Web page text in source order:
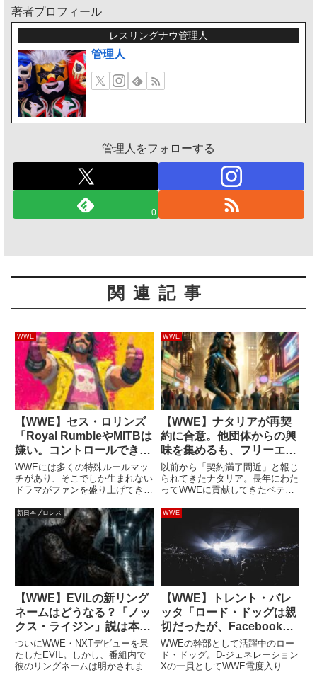
著者プロフィール
レスリングナウ管理人
管理人
管理人をフォローする
0
関連記事
WWE
【WWE】セス・ロリンズ
「Royal RumbleやMITBは
嫌い。コントロールできな
いことが多いとイライラす
る」
WWEには多くの特殊ルールマッ
チがあり、そこでしか生まれない
ドラマがファンを盛り上げてきま
それらが苦手…。最新のインタビ
ューで、彼はMoney in the Bank
やRoyal Rumble、Eliminat...
WWE
【WWE】ナタリアが再契
約に合意。他団体からの興
味を集めるも、フリーエー
ジェントになる前に決断
以前から「契約満了間近」と報じ
られてきたナタリア。長年にわた
ってWWEに貢献してきたベテラ
目しており、夫タイソン・キッド
も含めて獲得を狙う団体もあった
といいます。ナタリアは現役とし
て、キッドはプロデューサーと
し...
新日本プロレス
【WWE】EVILの新リング
ネームはどうなる？「ノッ
クス・ライジン」説は本当
か
ついにWWE・NXTデビューを果
たしたEVIL。しかし、番組内で
彼のリングネームは明かされませ
WWE
【WWE】トレント・バレ
ッタ「ロード・ドッグは親
切だったが、Facebookで
俺の陰口を叩いていて傷つ
いた」
WWEの幹部として活躍中のロー
ド・ドッグ。D-ジェネレーション
Xの一員としてWWE電度入りを